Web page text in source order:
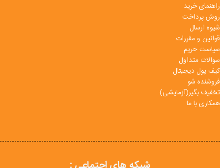
راهنمای خرید
روش پرداخت
شیوه ارسال
قوانین و مقررات
سیاست حریم
سوالات متداول
کیف پول دیجیتال
فروشنده شو
تخفیف بگیر(آزمایشی)
همکاری با ما